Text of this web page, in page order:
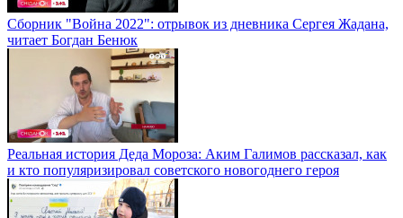
Сборник "Война 2022": отрывок из дневника Сергея Жадана,
читает Богдан Бенюк
Реальная история Деда Мороза: Аким Галимов рассказал, как
и кто популяризировал советского новогоднего героя